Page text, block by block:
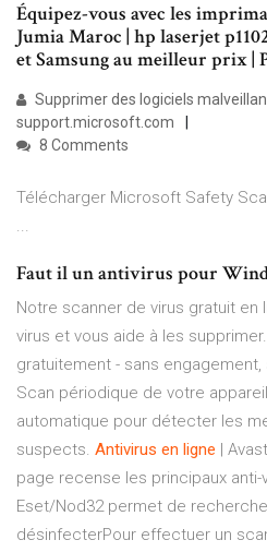
Équipez-vous avec les
Jumia Maroc | hp laserjet
et Samsung au meilleur prix |
Supprimer des logiciels
support.microsoft.com
8 Comments
Télécharger Microsoft Safety
...
Faut il un antivirus pour
Notre scanner de virus gratuit
virus et vous aide à les
gratuitement - sans
Scan périodique de votre
automatique pour détecter les
suspects. Antivirus en ligne |
page recense les principaux anti-
Eset/Nod32 permet de
désinfecterPour effectuer un